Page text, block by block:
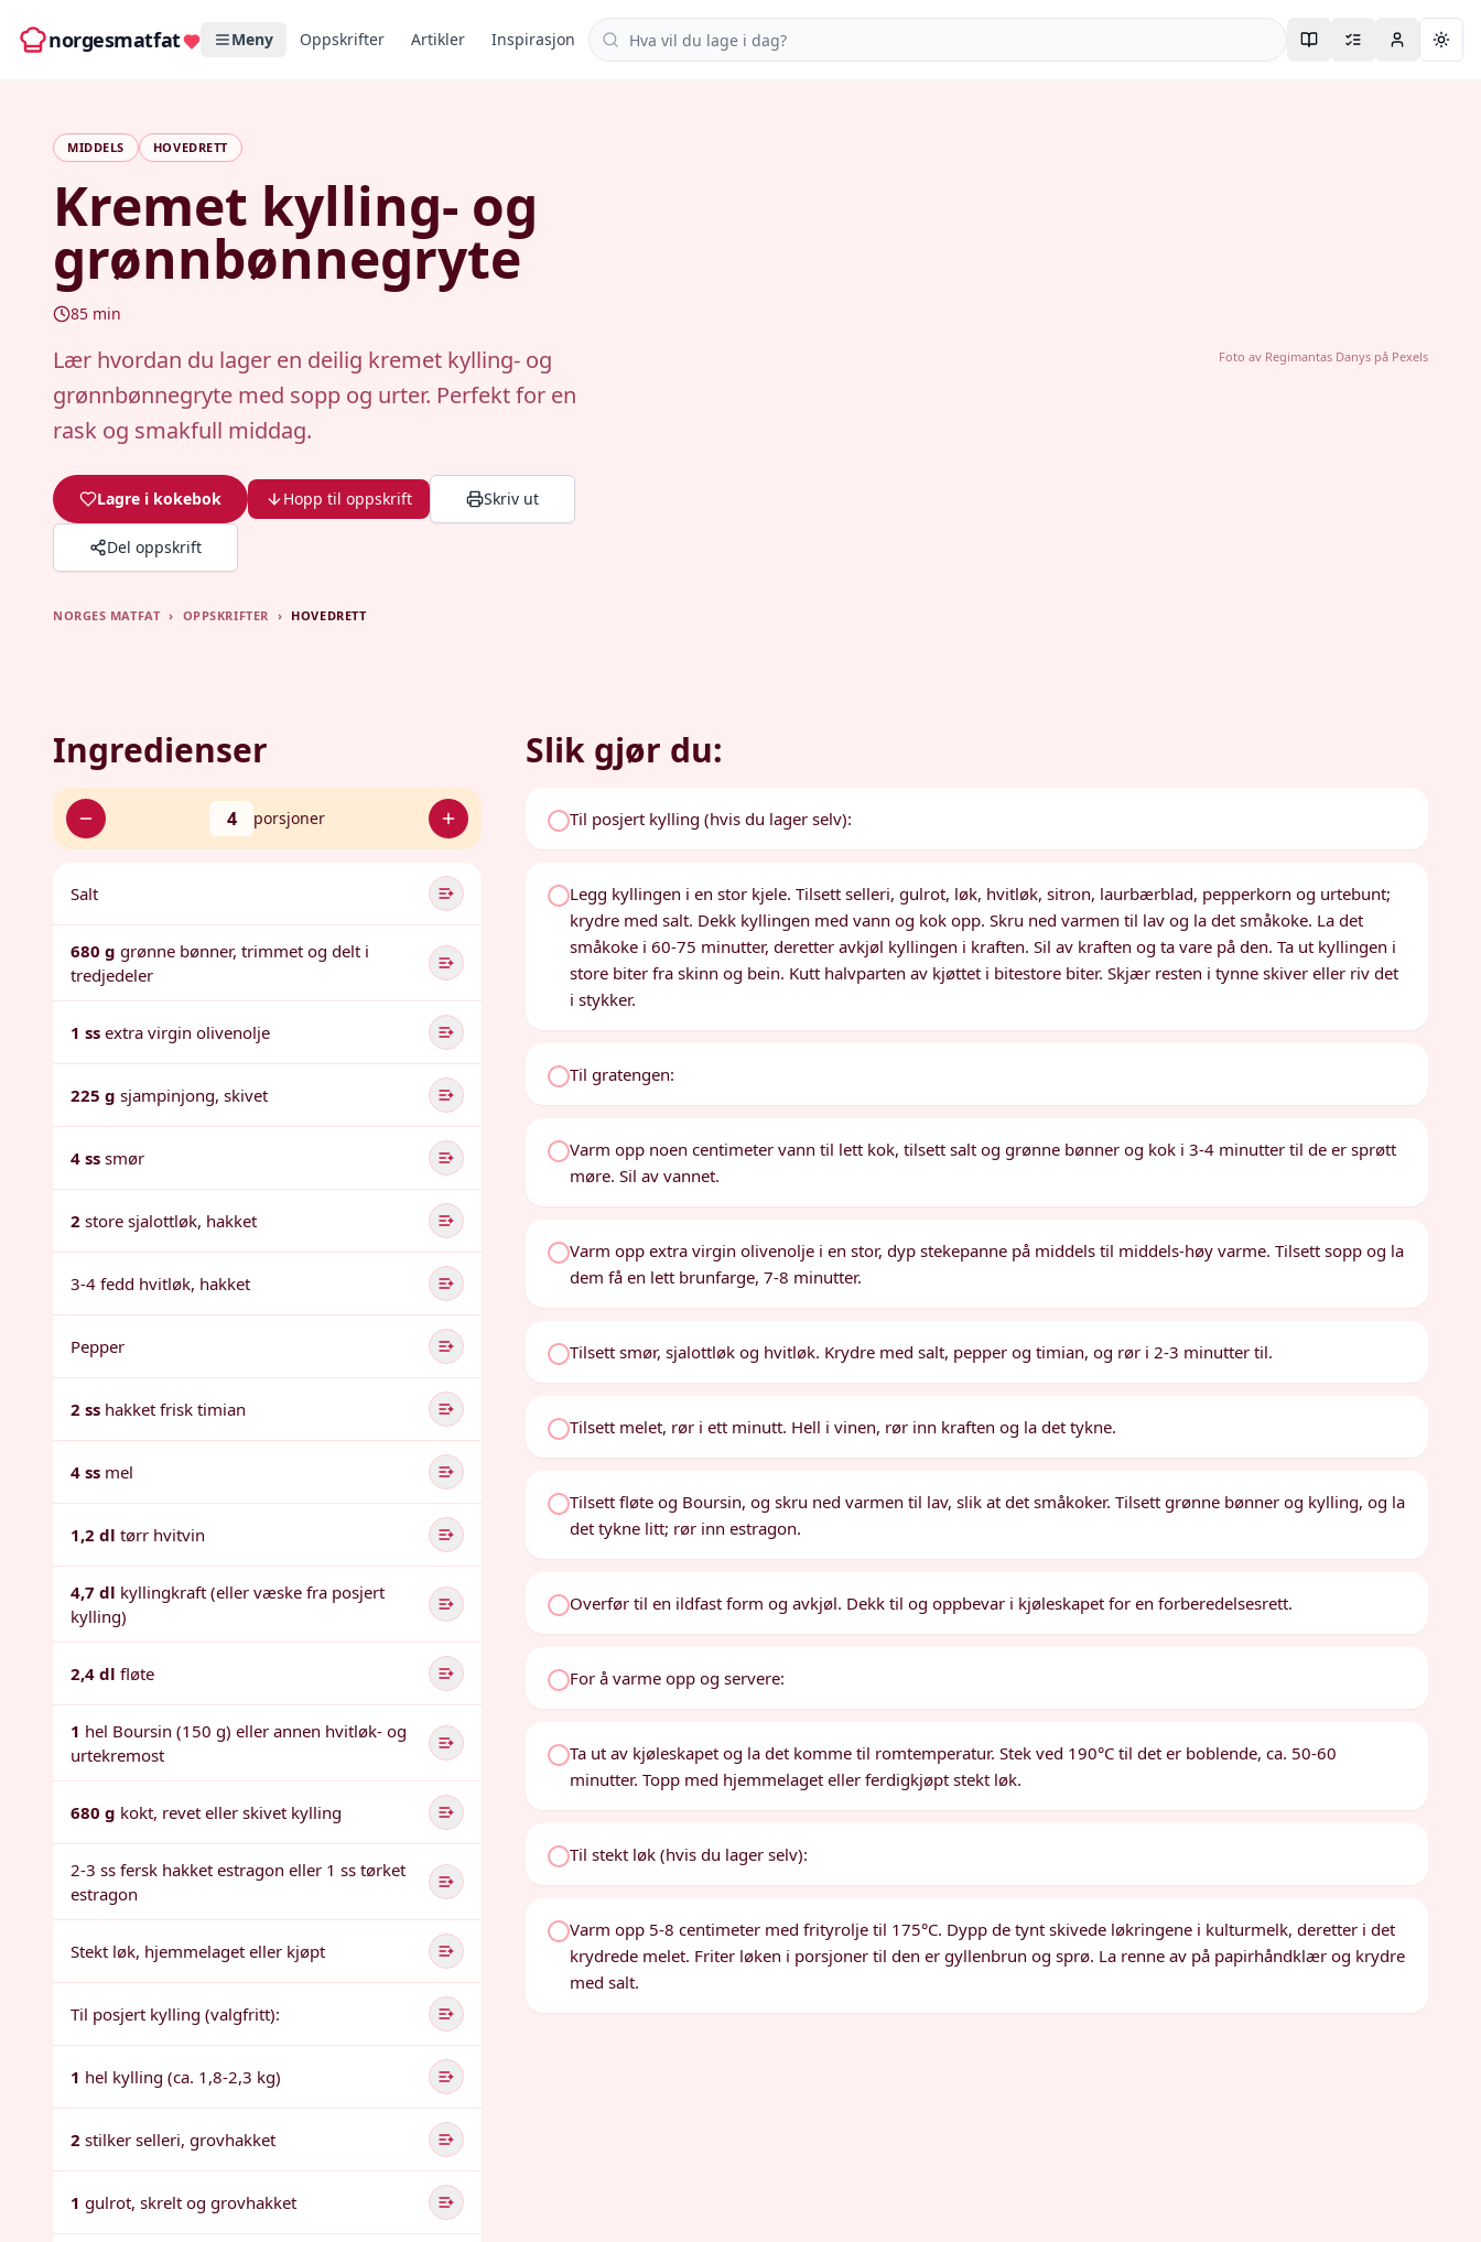
norgesmatfat Meny Oppskrifter Artikler Inspirasjon Søk i oppskrifter
MIDDELS HOVEDRETT
Kremet kylling- og
grønnbønnegryte
85 min
Lær hvordan du lager en deilig kremet kylling- og
grønnbønnegryte med sopp og urter. Perfekt for en
rask og smakfull middag.
Lagre i kokebok Hopp til oppskrift Skriv ut
Del oppskrift
Foto av Regimantas Danyspå Pexels
NORGES MATFAT › OPPSKRIFTER › HOVEDRETT
Ingredienser
4 porsjoner
Salt
680 g grønne bønner, trimmet og delt i
tredjedeler
1 ss extra virgin olivenolje
225 g sjampinjong, skivet
4 ss smør
2 store sjalottløk, hakket
3-4 fedd hvitløk, hakket
Pepper
2 ss hakket frisk timian
4 ss mel
1,2 dl tørr hvitvin
4,7 dl kyllingkraft (eller væske fra posjert
kylling)
2,4 dl fløte
1 hel Boursin (150 g) eller annen hvitløk- og
urtekremost
680 g kokt, revet eller skivet kylling
2-3 ss fersk hakket estragon eller 1 ss tørket
estragon
Stekt løk, hjemmelaget eller kjøpt
Til posjert kylling (valgfritt):
1 hel kylling (ca. 1,8-2,3 kg)
2 stilker selleri, grovhakket
1 gulrot, skrelt og grovhakket
Slik gjør du:
Til posjert kylling (hvis du lager selv):
Legg kyllingen i en stor kjele. Tilsett selleri, gulrot, løk, hvitløk, sitron, laurbærblad, pepperkorn og urtebunt;
krydre med salt. Dekk kyllingen med vann og kok opp. Skru ned varmen til lav og la det småkoke. La det
småkoke i 60-75 minutter, deretter avkjøl kyllingen i kraften. Sil av kraften og ta vare på den. Ta ut kyllingen i
store biter fra skinn og bein. Kutt halvparten av kjøttet i bitestore biter. Skjær resten i tynne skiver eller riv det
i stykker.
Til gratengen:
Varm opp noen centimeter vann til lett kok, tilsett salt og grønne bønner og kok i 3-4 minutter til de er sprøtt
møre. Sil av vannet.
Varm opp extra virgin olivenolje i en stor, dyp stekepanne på middels til middels-høy varme. Tilsett sopp og la
dem få en lett brunfarge, 7-8 minutter.
Tilsett smør, sjalottløk og hvitløk. Krydre med salt, pepper og timian, og rør i 2-3 minutter til.
Tilsett melet, rør i ett minutt. Hell i vinen, rør inn kraften og la det tykne.
Tilsett fløte og Boursin, og skru ned varmen til lav, slik at det småkoker. Tilsett grønne bønner og kylling, og la
det tykne litt; rør inn estragon.
Overfør til en ildfast form og avkjøl. Dekk til og oppbevar i kjøleskapet for en forberedelsesrett.
For å varme opp og servere:
Ta ut av kjøleskapet og la det komme til romtemperatur. Stek ved 190°C til det er boblende, ca. 50-60
minutter. Topp med hjemmelaget eller ferdigkjøpt stekt løk.
Til stekt løk (hvis du lager selv):
Varm opp 5-8 centimeter med frityrolje til 175°C. Dypp de tynt skivede løkringene i kulturmelk, deretter i det
krydrede melet. Friter løken i porsjoner til den er gyllenbrun og sprø. La renne av på papirhåndklær og krydre
med salt.